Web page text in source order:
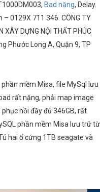
Bad nặng, Delay.
– 0129X 711 346. CÔNG TY
XÂY DỰNG NỘI THẤT PHÚC
Phước Long A, Quận 9, TP
mềm Misa, file MySql lưu
rất nặng, phải map image
phục hồi đầy đủ 346GB, rất
phần mềm Misa lưu trữ từ
hai ổ cứng 1TB seagate và